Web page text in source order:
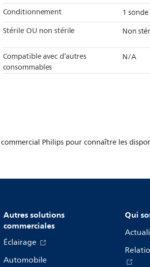
Conditionnement 1
Stérile OU non stérile Non
Compatible avec d’autres
consommables
N/A
Philips pour connaître les
Autres solutions
commerciales
Éclairage
Automobile
Qui